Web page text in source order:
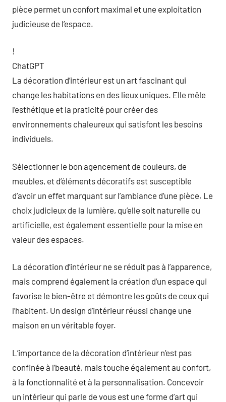
pièce permet un confort maximal et une exploitation
judicieuse de l’espace.
!
ChatGPT
La décoration d’intérieur est un art fascinant qui
change les habitations en des lieux uniques. Elle mêle
l’esthétique et la praticité pour créer des
environnements chaleureux qui satisfont les besoins
individuels.
Sélectionner le bon agencement de couleurs, de
meubles, et d’éléments décoratifs est susceptible
d’avoir un effet marquant sur l’ambiance d’une pièce. Le
choix judicieux de la lumière, qu’elle soit naturelle ou
artificielle, est également essentielle pour la mise en
valeur des espaces.
La décoration d’intérieur ne se réduit pas à l’apparence,
mais comprend également la création d’un espace qui
favorise le bien-être et démontre les goûts de ceux qui
l’habitent. Un design d’intérieur réussi change une
maison en un véritable foyer.
L’importance de la décoration d’intérieur n’est pas
confinée à l’beauté, mais touche également au confort,
à la fonctionnalité et à la personnalisation. Concevoir
un intérieur qui parle de vous est une forme d’art qui